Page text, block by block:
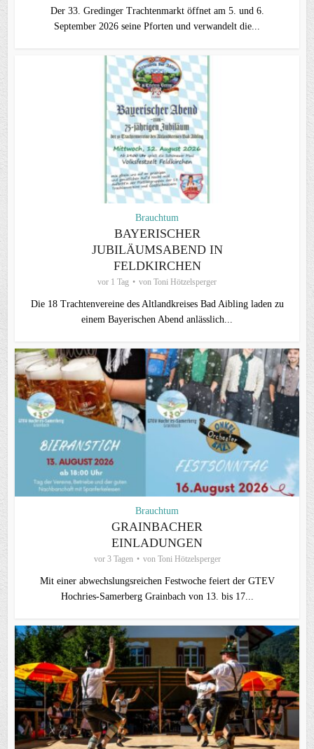
Der 33. Gredinger Trachtenmarkt öffnet am 5. und 6.
September 2026 seine Pforten und verwandelt die...
Brauchtum
BAYERISCHER
JUBILÄUMSABEND IN
FELDKIRCHEN
vor 1 Tag von Toni Hötzelsperger
Die 18 Trachtenvereine des Altlandkreises Bad Aibling laden zu
einem Bayerischen Abend anlässlich...
Brauchtum
GRAINBACHER
EINLADUNGEN
vor 3 Tagen von Toni Hötzelsperger
Mit einer abwechslungsreichen Festwoche feiert der GTEV
Hochries-Samerberg Grainbach von 13. bis 17...